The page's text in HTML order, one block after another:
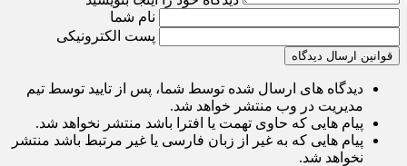
نام شما
پست الکترونیکی
قوانین ارسال دیدگاه
دیدگاه های ارسال شده توسط شما، پس از تایید توسط تیم
مدیریت در وب منتشر خواهد شد.
پیام هایی که حاوی تهمت یا افترا باشد منتشر نخواهد شد.
پیام هایی که به غیر از زبان فارسی یا غیر مرتبط باشد منتشر
نخواهد شد.